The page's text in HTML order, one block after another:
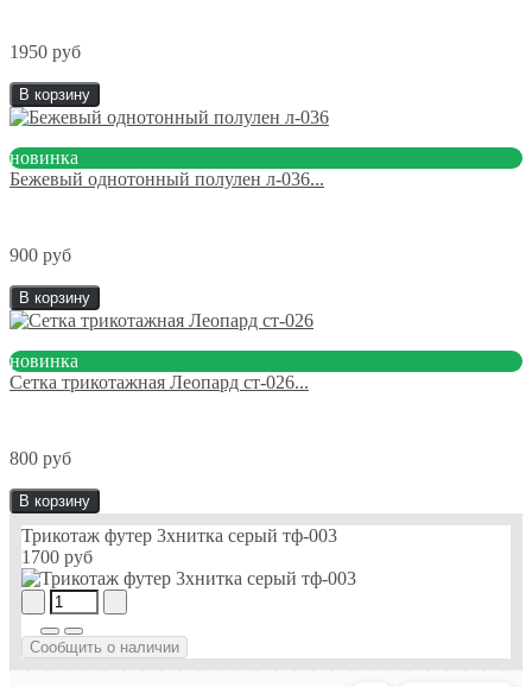
1950 руб
В корзину
новинка
Бежевый однотонный полулен л-036...
900 руб
В корзину
новинка
Сетка трикотажная Леопард ст-026...
800 руб
В корзину
Трикотаж футер 3хнитка серый тф-003
1700 руб
Сообщить о наличии